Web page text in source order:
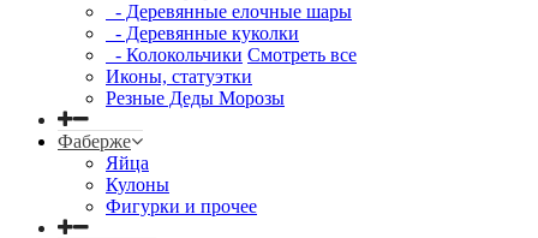
- Деревянные елочные шары
- Деревянные куколки
- Колокольчики Смотреть все
Иконы, статуэтки
Резные Деды Морозы
Фаберже
Яйца
Кулоны
Фигурки и прочее